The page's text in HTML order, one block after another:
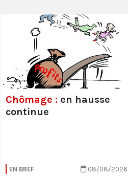
Chômage : en hausse
continue
EN BREF 08/08/2026